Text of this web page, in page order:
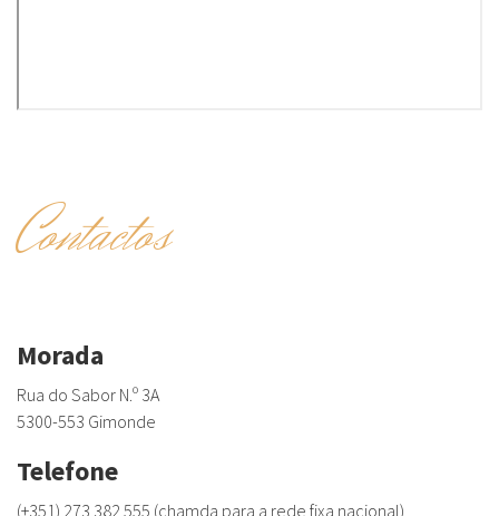
Contactos
Morada
Rua do Sabor N.º 3A
5300-553 Gimonde
Telefone
(+351) 273 382 555 (chamda para a rede fixa nacional)